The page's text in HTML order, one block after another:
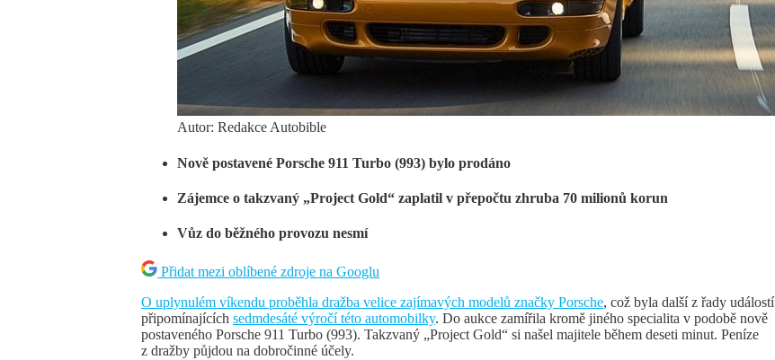
Autor: Redakce Autobible
Nově postavené Porsche 911 Turbo (993) bylo prodáno
Zájemce o takzvaný „Project Gold“ zaplatil v přepočtu zhruba 70 milionů korun
Vůz do běžného provozu nesmí
Přidat mezi oblíbené zdroje na Googlu
O uplynulém víkendu proběhla dražba velice zajímavých modelů značky Porsche, což byla další z řady událostí
připomínajících sedmdesáté výročí této automobilky. Do aukce zamířila kromě jiného specialita v podobě nově
postaveného Porsche 911 Turbo (993). Takzvaný „Project Gold“ si našel majitele během deseti minut. Peníze
z dražby půjdou na dobročinné účely.